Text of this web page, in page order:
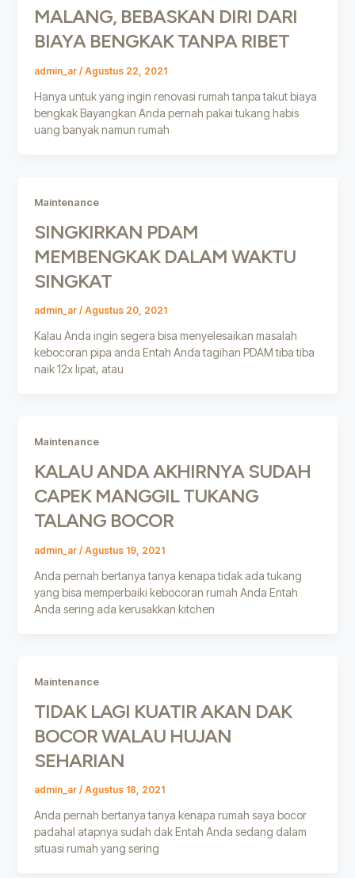
MALANG, BEBASKAN DIRI DARI
BIAYA BENGKAK TANPA RIBET
admin_ar / Agustus 22, 2021
Hanya untuk yang ingin renovasi rumah tanpa takut biaya
bengkak Bayangkan Anda pernah pakai tukang habis
uang banyak namun rumah
Maintenance
SINGKIRKAN PDAM
MEMBENGKAK DALAM WAKTU
SINGKAT
admin_ar / Agustus 20, 2021
Kalau Anda ingin segera bisa menyelesaikan masalah
kebocoran pipa anda Entah Anda tagihan PDAM tiba tiba
naik 12x lipat, atau
Maintenance
KALAU ANDA AKHIRNYA SUDAH
CAPEK MANGGIL TUKANG
TALANG BOCOR
admin_ar / Agustus 19, 2021
Anda pernah bertanya tanya kenapa tidak ada tukang
yang bisa memperbaiki kebocoran rumah Anda Entah
Anda sering ada kerusakkan kitchen
Maintenance
TIDAK LAGI KUATIR AKAN DAK
BOCOR WALAU HUJAN
SEHARIAN
admin_ar / Agustus 18, 2021
Anda pernah bertanya tanya kenapa rumah saya bocor
padahal atapnya sudah dak Entah Anda sedang dalam
situasi rumah yang sering